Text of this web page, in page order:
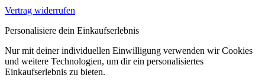
Vertrag widerrufen
Personalisiere dein Einkaufserlebnis
Nur mit deiner individuellen Einwilligung verwenden wir Cookies
und weitere Technologien, um dir ein personalisiertes
Einkaufserlebnis zu bieten.